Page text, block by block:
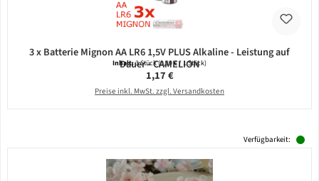
3 x Batterie Mignon AA LR6 1,5V PLUS Alkaline - Leistung auf
Dauer - CAMELION
Inhalt:3 Stück(0,39 € / 1 Stück)
Regulärer Preis:
1,17 €
Preise inkl. MwSt. zzgl. Versandkosten
Verfügbarkeit: